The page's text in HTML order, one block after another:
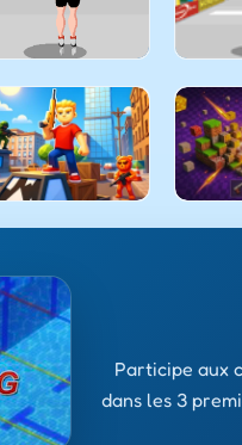
Participe aux
dans les 3